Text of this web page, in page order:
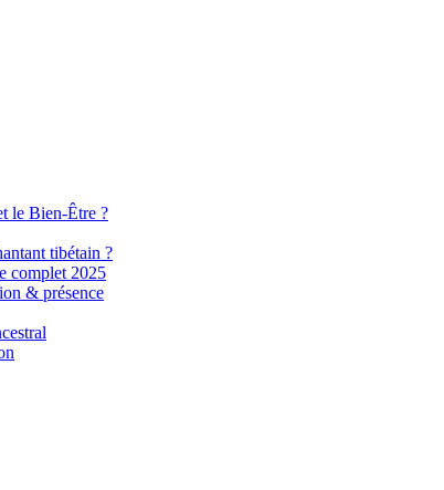
le Bien-Être ?
tibétain ?
complet 2025
& présence